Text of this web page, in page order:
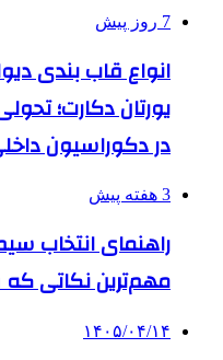
7 روز پیش
انواع قاب بندی
یورتان دکارت؛
در دکوراسیون
3 هفته پیش
راهنمای انتخاب
مهم‌ترین نکاتی که
۱۴۰۵/۰۴/۱۴